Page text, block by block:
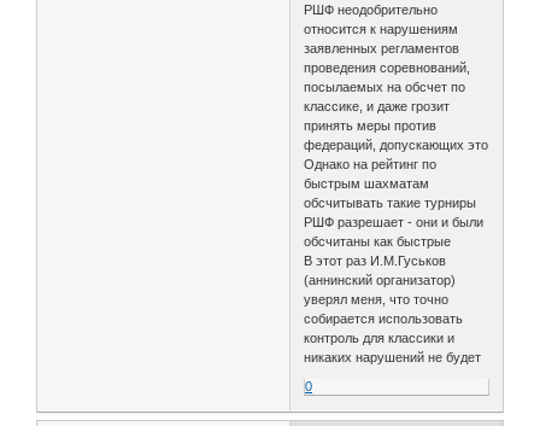
РШФ неодобрительно
относится к нарушениям
заявленных регламентов
проведения соревнований,
посылаемых на обсчет по
классике, и даже грозит
принять меры против
федераций, допускающих это
Однако на рейтинг по
быстрым шахматам
обсчитывать такие турниры
РШФ разрешает - они и были
обсчитаны как быстрые
В этот раз И.М.Гуськов
(аннинский организатор)
уверял меня, что точно
собирается использовать
контроль для классики и
никаких нарушений не будет
0